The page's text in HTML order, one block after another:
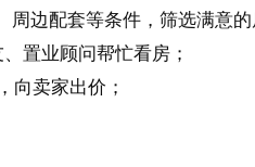
边配套等条件，筛选满意
置业顾问帮忙看房；
卖家出价；